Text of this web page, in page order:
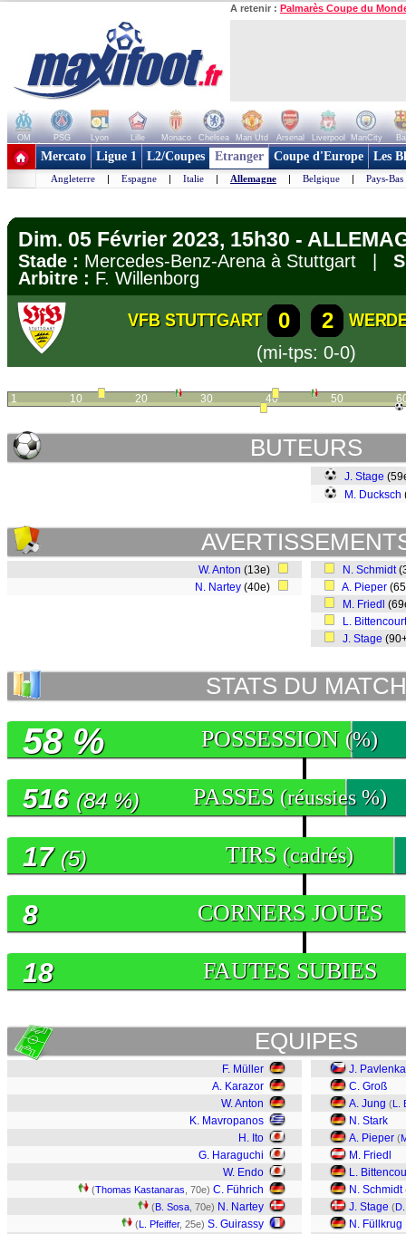
A retenir : Palmarès Coupe du
OM PSG Lyon Lille Monaco Chelsea Man Utd Arsenal Liverpool ManCity
+ de clubs
Mercato Ligue 1 L2/Coupes Etranger Coupe d'Europe Les
Angleterre | Espagne | Italie | Allemagne | Belgique | Pays-Bas
Dim. 05 Février 2023, 15h30 -
Stade : Mercedes-Benz-Arena à Stuttgart |
Arbitre : F. Willenborg
VFB STUTTGART 0 2
(mi-tps: 0-0)
1 10 20 30 40 50
BUTEURS
J. Stage
M. Ducksch
W. Anton (13e)
N. Nartey (40e)
N. Schmidt
A. Pieper
M. Friedl
L. Bittencourt
J. Stage
STATS DU MATCH
POSSESSION (%)
58 %
PASSES (réussies %)
516 (84 %)
TIRS (cadrés)
17 (5)
CORNERS JOUES
8
FAUTES SUBIES
18
EQUIPES
F. Müller
A. Karazor
W. Anton
K. Mavropanos
H. Ito
G. Haraguchi
W. Endo
(Thomas Kastanaras , 70e) C. Führich
(B. Sosa , 70e) N. Nartey
(L. Pfeiffer, 25e) S. Guirassy
J. Pavlenka
C. Groß
A. Jung (L.
N. Stark
A. Pieper (
M. Friedl
L.
N. Schmidt
J. Stage (
N. Füllkrug